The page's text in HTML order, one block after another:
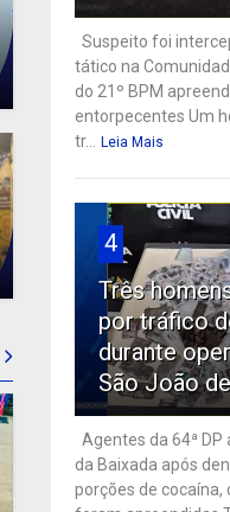
Suspeito foi
tático na
do 21º BPM
entorpecentes Um
tr...
Leia Mais
4
Três
por tráfico
durante
São João
Agentes da 64ª
da Baixada após
porções de cocaína,